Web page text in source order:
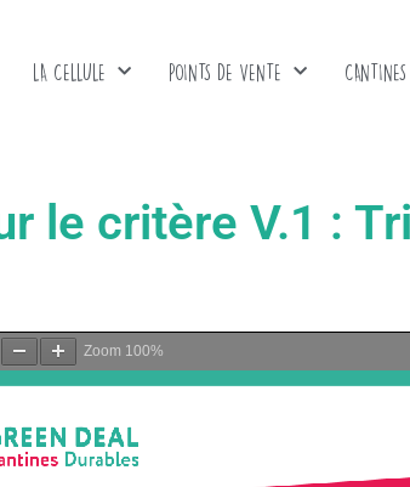
LA CELLULE POINTS DE VENTE CANTINES
le critère V.1 :
Zoom 100%